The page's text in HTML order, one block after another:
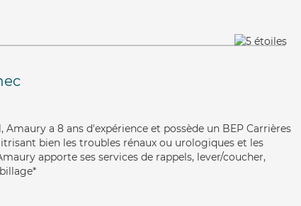
a 8 ans d'expérience et possède un BEP Carrières
bien les troubles rénaux ou urologiques et les
apporte ses services de rappels, lever/coucher,